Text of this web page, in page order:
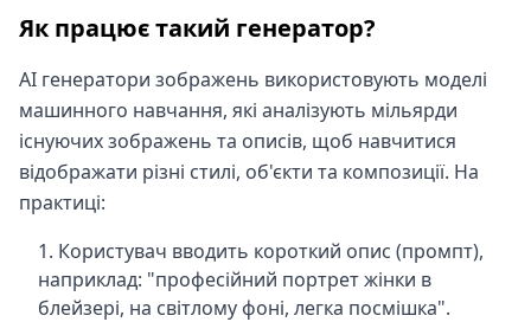
Як працює такий генератор?
AI генератори зображень використовують моделі
машинного навчання, які аналізують мільярди
існуючих зображень та описів, щоб навчитися
відображати різні стилі, об'єкти та композиції. На
практиці:
Користувач вводить короткий опис (промпт),
наприклад: "професійний портрет жінки в
блейзері, на світлому фоні, легка посмішка".